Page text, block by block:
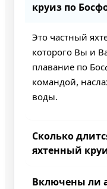
круиз по
Это частный
которого Вы и
плавание по
командой,
воды.
Сколько
яхтенный
Включены ли